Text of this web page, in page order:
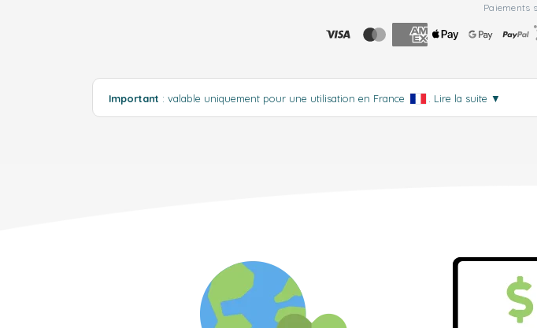
Paiements
Important : valable uniquement pour une utilisation en France Lire la suite ▼